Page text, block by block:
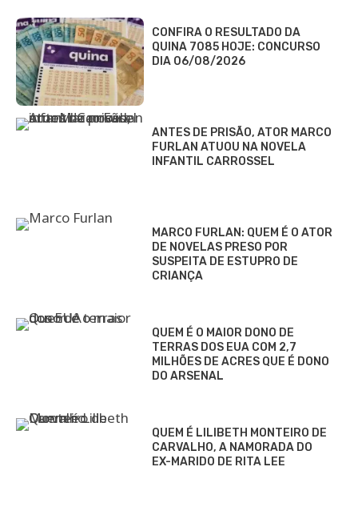
CONFIRA O RESULTADO DA
QUINA 7085 HOJE: CONCURSO
DIA 06/08/2026
ANTES DE PRISÃO, ATOR MARCO
FURLAN ATUOU NA NOVELA
INFANTIL CARROSSEL
MARCO FURLAN: QUEM É O ATOR
DE NOVELAS PRESO POR
SUSPEITA DE ESTUPRO DE
CRIANÇA
QUEM É O MAIOR DONO DE
TERRAS DOS EUA COM 2,7
MILHÕES DE ACRES QUE É DONO
DO ARSENAL
QUEM É LILIBETH MONTEIRO DE
CARVALHO, A NAMORADA DO
EX-MARIDO DE RITA LEE